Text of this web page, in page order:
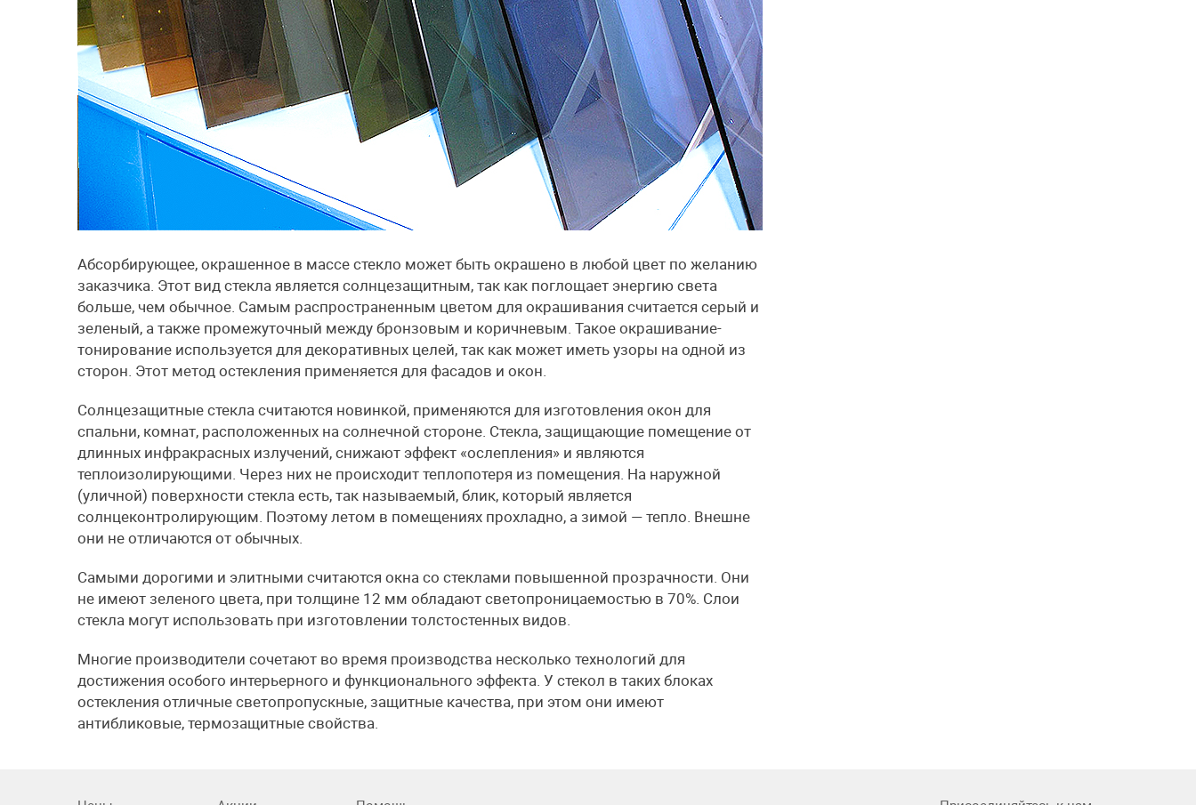
Абсорбирующее, окрашенное в массе стекло может быть окрашено в любой цвет по желанию
заказчика. Этот вид стекла является солнцезащитным, так как поглощает энергию света
больше, чем обычное. Самым распространенным цветом для окрашивания считается серый и
зеленый, а также промежуточный между бронзовым и коричневым. Такое окрашивание-
тонирование используется для декоративных целей, так как может иметь узоры на одной из
сторон. Этот метод остекления применяется для фасадов и окон.
Солнцезащитные стекла считаются новинкой, применяются для изготовления окон для
спальни, комнат, расположенных на солнечной стороне. Стекла, защищающие помещение от
длинных инфракрасных излучений, снижают эффект «ослепления» и являются
теплоизолирующими. Через них не происходит теплопотеря из помещения. На наружной
(уличной) поверхности стекла есть, так называемый, блик, который является
солнцеконтролирующим. Поэтому летом в помещениях прохладно, а зимой — тепло. Внешне
они не отличаются от обычных.
Самыми дорогими и элитными считаются окна со стеклами повышенной прозрачности. Они
не имеют зеленого цвета, при толщине 12 мм обладают светопроницаемостью в 70%. Слои
стекла могут использовать при изготовлении толстостенных видов.
Многие производители сочетают во время производства несколько технологий для
достижения особого интерьерного и функционального эффекта. У стекол в таких блоках
остекления отличные светопропускные, защитные качества, при этом они имеют
антибликовые, термозащитные свойства.